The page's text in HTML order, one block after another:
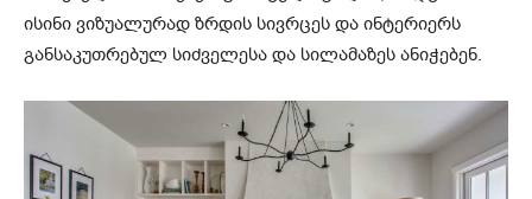
ისინი ვიზუალურად ზრდის სივრცეს და ინტერიერს
განსაკუთრებულ სიძველესა და სილამაზეს ანიჭებენ.